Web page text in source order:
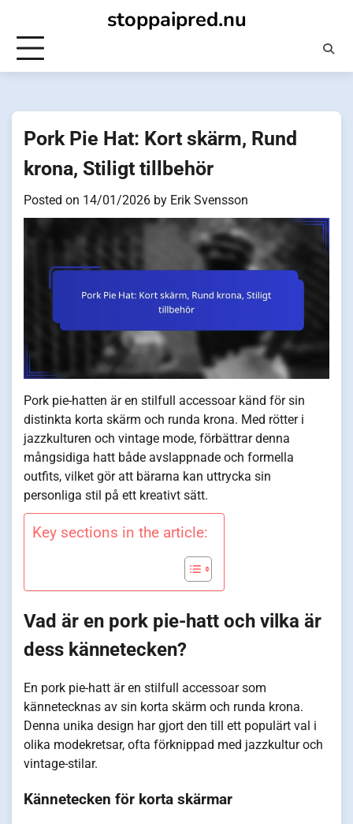
content
stoppaipred.nu
Pork Pie Hat: Kort skärm, Rund
krona, Stiligt tillbehör
Posted on 14/01/2026 by Erik Svensson
Pork pie-hatten är en stilfull accessoar känd för sin
distinkta korta skärm och runda krona. Med rötter i
jazzkulturen och vintage mode, förbättrar denna
mångsidiga hatt både avslappnade och formella
outfits, vilket gör att bärarna kan uttrycka sin
personliga stil på ett kreativt sätt.
Key sections in the article:
Vad är en pork pie-hatt och vilka är
dess kännetecken?
En pork pie-hatt är en stilfull accessoar som
kännetecknas av sin korta skärm och runda krona.
Denna unika design har gjort den till ett populärt val i
olika modekretsar, ofta förknippad med jazzkultur och
vintage-stilar.
Kännetecken för korta skärmar